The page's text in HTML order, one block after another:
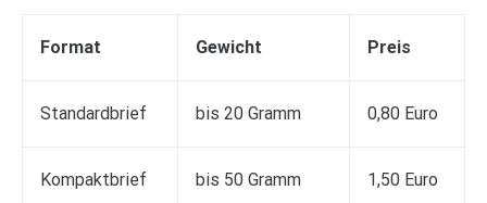
Format Gewicht Preis
Standardbrief bis 20 Gramm 0,80 Euro
Kompaktbrief bis 50 Gramm 1,50 Euro